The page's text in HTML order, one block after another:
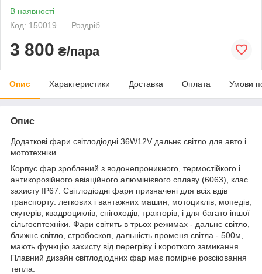
В наявності
Код: 150019
Роздріб
3 800 ₴/пара
Опис Характеристики Доставка Оплата Умови
Опис
Додаткові фари світлодіодні 36W12V дальнє світло для авто і
мототехніки
Корпус фар зроблений з водонепроникного, термостійкого і
антикорозійного авіаційного алюмінієвого сплаву (6063), клас
захисту IP67. Світлодіодні фари призначені для всіх вдів
транспорту: легкових і вантажних машин, мотоциклів, мопедів,
скутерів, квадроциклів, снігоходів, тракторів, і для багато іншої
сільгосптехніки. Фари світить в трьох режимах - дальнє світло,
ближнє світло, стробоскоп, дальність променя світла - 500м,
мають функцію захисту від перегріву і короткого замикання.
Плавний дизайн світлодіодних фар має помірне розсіювання
тепла.